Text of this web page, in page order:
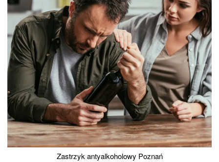
Zastrzyk antyalkoholowy Poznań